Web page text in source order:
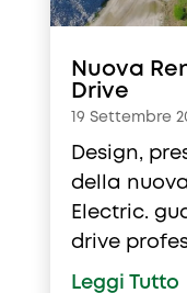
Nuova
Drive
19 Settembre
Design,
della nuova
Electric.
drive
Leggi Tutto